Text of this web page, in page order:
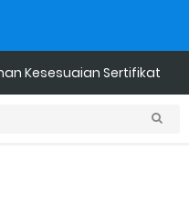
Kesesuaian Sertifikat